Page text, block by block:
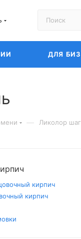
ДЛЯ
— Ликолор
кирпич
кирпич